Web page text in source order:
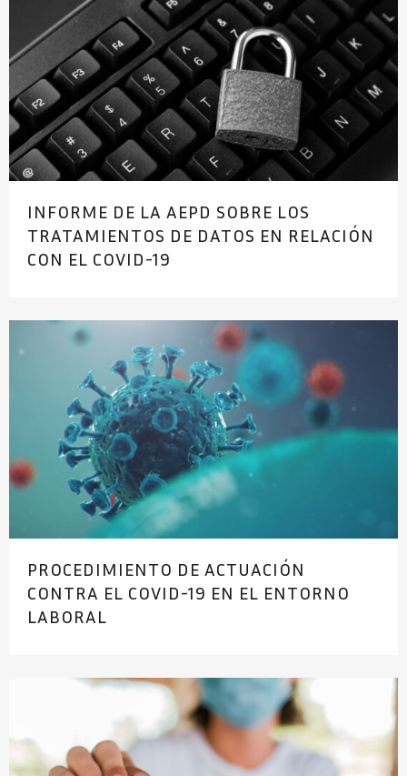
INFORME DE LA AEPD SOBRE LOS
TRATAMIENTOS DE DATOS EN RELACIÓN
CON EL COVID-19
PROCEDIMIENTO DE ACTUACIÓN
CONTRA EL COVID-19 EN EL ENTORNO
LABORAL